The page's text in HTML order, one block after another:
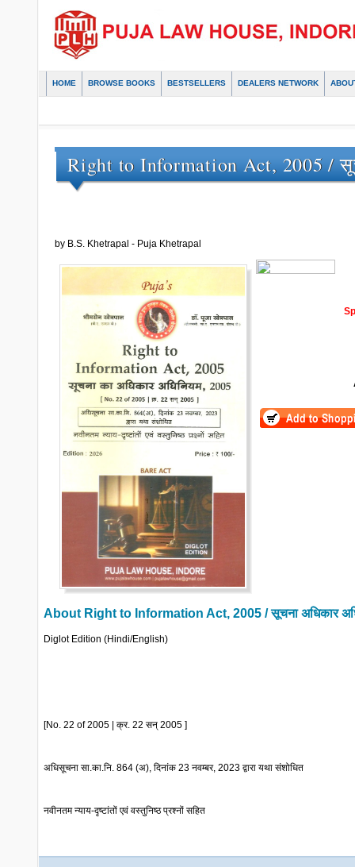
HOME BROWSE BOOKS BESTSELLERS DEALERS NETWORK
Right to Information Act, 2005 /
by B.S. Khetrapal - Puja Khetrapal
About Right to Information Act, 2005 / सूचना अधिकार
Diglot Edition (Hindi/English)
[No. 22 of 2005 | क्र. 22 सन् 2005 ]
अधिसूचना सा.का.नि. 864 (अ), दिनांक 23 नवम्बर, 2023 द्वारा यथा संशोधित
नवीनतम न्याय-दृष्टांतों एवं वस्तुनिष्ठ प्रश्नों सहित